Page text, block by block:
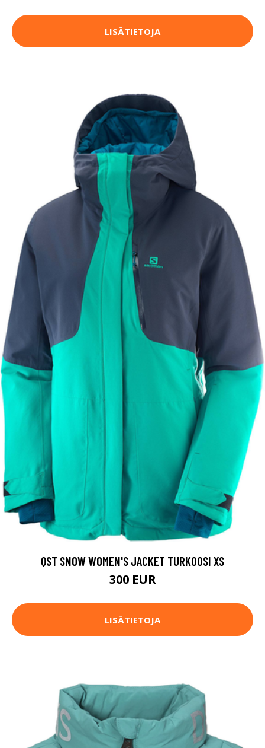
LISÄTIETOJA
QST SNOW WOMEN'S JACKET TURKOOSI XS
300 EUR
LISÄTIETOJA